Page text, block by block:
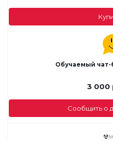
Обучаемый чат-
3 000
Сообщить о